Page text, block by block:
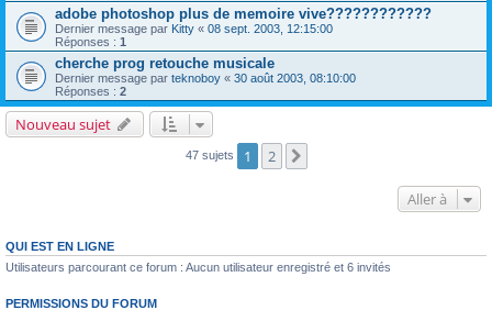
adobe photoshop plus de memoire vive????????????
Dernier message par Kitty « 08 sept. 2003, 12:15:00
Réponses : 1
cherche prog retouche musicale
Dernier message par teknoboy « 30 août 2003, 08:10:00
Réponses : 2
Nouveau sujet
47 sujets 1 2
Aller à
QUI EST EN LIGNE
Utilisateurs parcourant ce forum : Aucun utilisateur enregistré et 6 invités
PERMISSIONS DU FORUM